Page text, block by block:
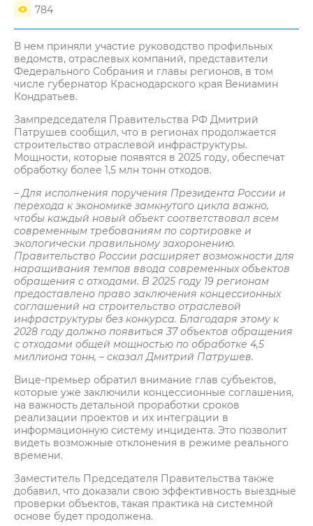
784
В нем приняли участие руководство профильных
ведомств, отраслевых компаний, представители
Федерального Собрания и главы регионов, в том
числе губернатор Краснодарского края Вениамин
Кондратьев.
Зампредседателя Правительства РФ Дмитрий
Патрушев сообщил, что в регионах продолжается
строительство отраслевой инфраструктуры.
Мощности, которые появятся в 2025 году, обеспечат
обработку более 1,5 млн тонн отходов.
– Для исполнения поручения Президента России и
перехода к экономике замкнутого цикла важно,
чтобы каждый новый объект соответствовал всем
современным требованиям по сортировке и
экологически правильному захоронению.
Правительство России расширяет возможности для
наращивания темпов ввода современных объектов
обращения с отходами. В 2025 году 19 регионам
предоставлено право заключения концессионных
соглашений на строительство отраслевой
инфраструктуры без конкурса. Благодаря этому к
2028 году должно появиться 37 объектов обращения
с отходами общей мощностью по обработке 4,5
миллиона тонн, – сказал Дмитрий Патрушев.
Вице-премьер обратил внимание глав субъектов,
которые уже заключили концессионные соглашения,
на важность детальной проработки сроков
реализации проектов и их интеграции в
информационную систему инцидента. Это позволит
видеть возможные отклонения в режиме реального
времени.
Заместитель Председателя Правительства также
добавил, что доказали свою эффективность выездные
проверки объектов, такая практика на системной
основе будет продолжена.